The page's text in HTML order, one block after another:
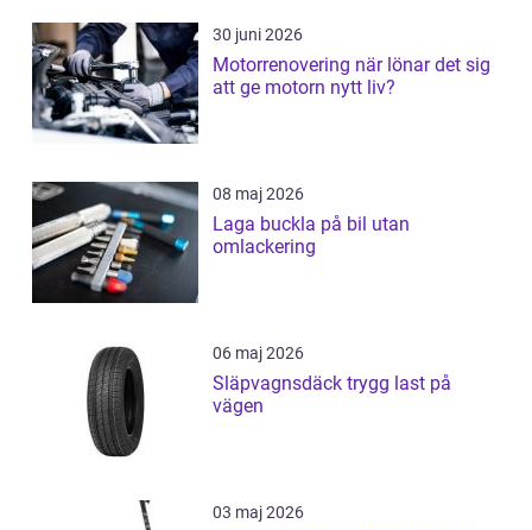
30 juni 2026
Motorrenovering när lönar det sig
att ge motorn nytt liv?
08 maj 2026
Laga buckla på bil utan
omlackering
06 maj 2026
Släpvagnsdäck trygg last på
vägen
03 maj 2026